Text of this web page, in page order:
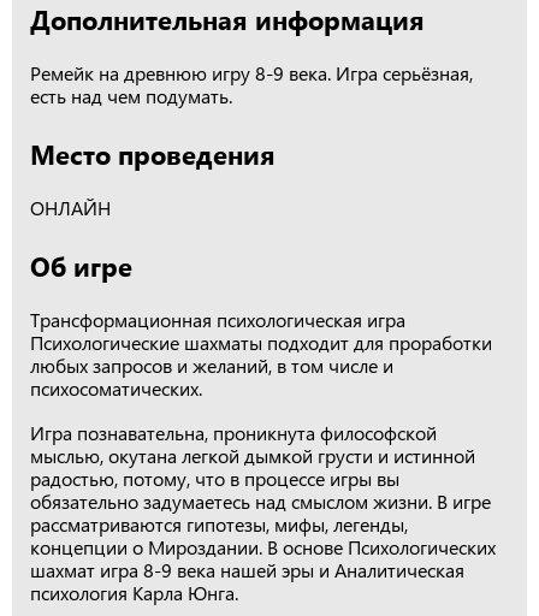
Дополнительная информация
Ремейк на древнюю игру 8-9 века. Игра серьёзная,
есть над чем подумать.
Место проведения
ОНЛАЙН
Об игре
Трансформационная психологическая игра
Психологические шахматы подходит для проработки
любых запросов и желаний, в том числе и
психосоматических.
Игра познавательна, проникнута философской
мыслью, окутана легкой дымкой грусти и истинной
радостью, потому, что в процессе игры вы
обязательно задумаетесь над смыслом жизни. В игре
рассматриваются гипотезы, мифы, легенды,
концепции о Мироздании. В основе Психологических
шахмат игра 8-9 века нашей эры и Аналитическая
психология Карла Юнга.